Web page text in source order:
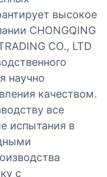
высокое
CHONGQING
CO., LTD
научно
качеством.
все
испытания в
с